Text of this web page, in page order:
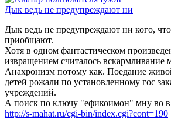
Дык ведь не предупреждают ни
Дык ведь не предупреждают ни кого,
приобщают.
Хотя в одном фантастическом
извращением считалось вскармливание
Анахронизм потому как. Поедание
детей рожали по установленному гос
учреждений.
А поиск по ключу "ефикоимон" мну во в
http://s-mahat.ru/cgi-bin/index.cgi?cont=190